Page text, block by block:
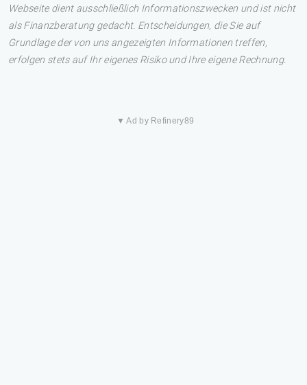
Webseite dient ausschließlich Informationszwecken und ist nicht
als Finanzberatung gedacht. Entscheidungen, die Sie auf
Grundlage der von uns angezeigten Informationen treffen,
erfolgen stets auf Ihr eigenes Risiko und Ihre eigene Rechnung.
▼ Ad by Refinery89